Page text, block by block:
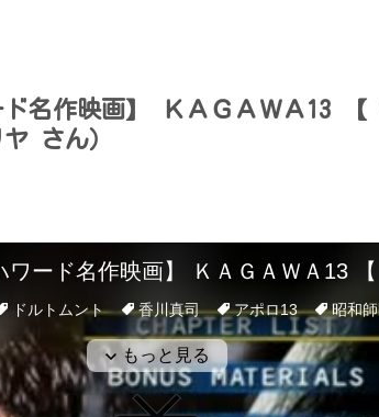
ド名作映画】 ＫＡＧＡＷＡ13 【
さん）